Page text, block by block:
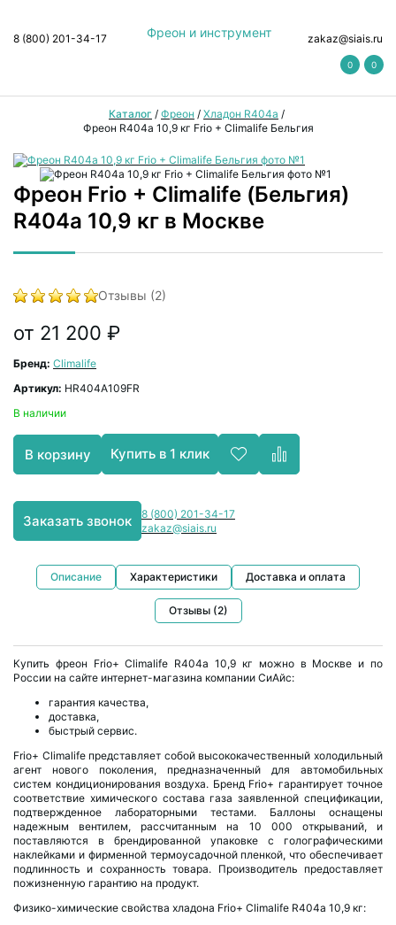
Фреон и инструмент
8 (800) 201-34-17 zakaz@siais.ru
0 0
Каталог / Фреон / Хладон R404a /
Фреон R404a 10,9 кг Frio + Climalife Бельгия
Фреон Frio + Climalife (Бельгия)
R404a 10,9 кг в Москве
Отзывы (2)
от 21 200 ₽
Бренд: Climalife
Артикул: HR404A109FR
В наличии
В корзину Купить в 1 клик
Заказать звонок
8 (800) 201-34-17
zakaz@siais.ru
Описание Характеристики Доставка и оплата
Отзывы (2)
Купить фреон Frio+ Climalife R404a 10,9 кг можно в Москве и по
России на сайте интернет-магазина компании СиАйс:
гарантия качества,
доставка,
быстрый сервис.
Frio+ Climalife представляет собой высококачественный холодильный
агент нового поколения, предназначенный для автомобильных
систем кондиционирования воздуха. Бренд Frio+ гарантирует точное
соответствие химического состава газа заявленной спецификации,
подтвержденное лабораторными тестами. Баллоны оснащены
надежным вентилем, рассчитанным на 10 000 открываний, и
поставляются в брендированной упаковке с голографическими
наклейками и фирменной термоусадочной пленкой, что обеспечивает
подлинность и сохранность товара. Производитель предоставляет
пожизненную гарантию на продукт.
Физико-химические свойства хладона Frio+ Climalife R404a 10,9 кг: